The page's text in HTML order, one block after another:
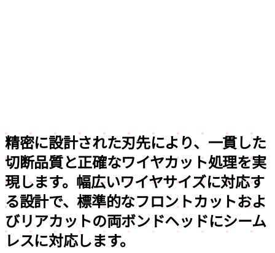
精密に設計された刃先により、 一貫した
切断品質と正確なワイヤカット処理を実
現します。 幅広いワイヤサイズに対応す
る設計で、標準的なフロントカットおよ
びリアカットの両ボンドヘッドにシーム
レスに対応します。